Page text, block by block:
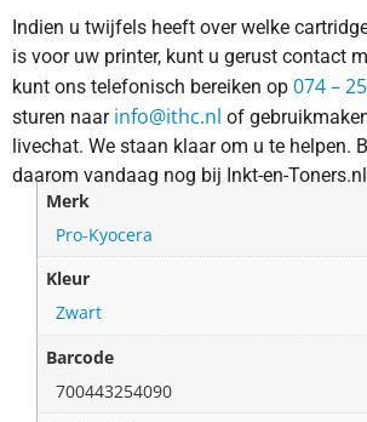
Indien u twijfels heeft over welke
is voor uw printer, kunt u gerust contact
kunt ons telefonisch bereiken op 074 –
sturen naar info@ithc.nl of
livechat. We staan klaar om u te helpen.
daarom vandaag nog bij Inkt-en-
Merk
Pro-Kyocera
Kleur
Zwart
Barcode
700443254090